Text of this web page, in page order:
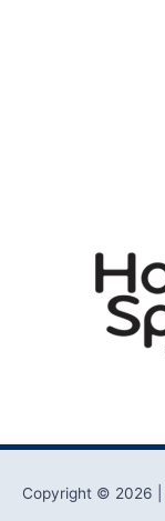
Copyright © 2026